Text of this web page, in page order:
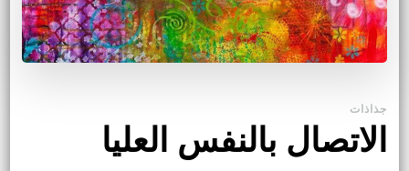
جذاذات
الاتصال بالنفس العليا